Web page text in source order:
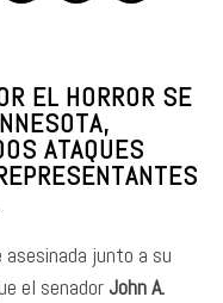
EL HORROR SE
ATAQUES
asesinada junto a su
el senador John A.